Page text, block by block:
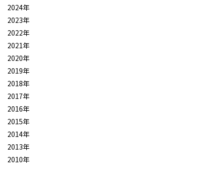
2024年
2023年
2022年
2021年
2020年
2019年
2018年
2017年
2016年
2015年
2014年
2013年
2010年